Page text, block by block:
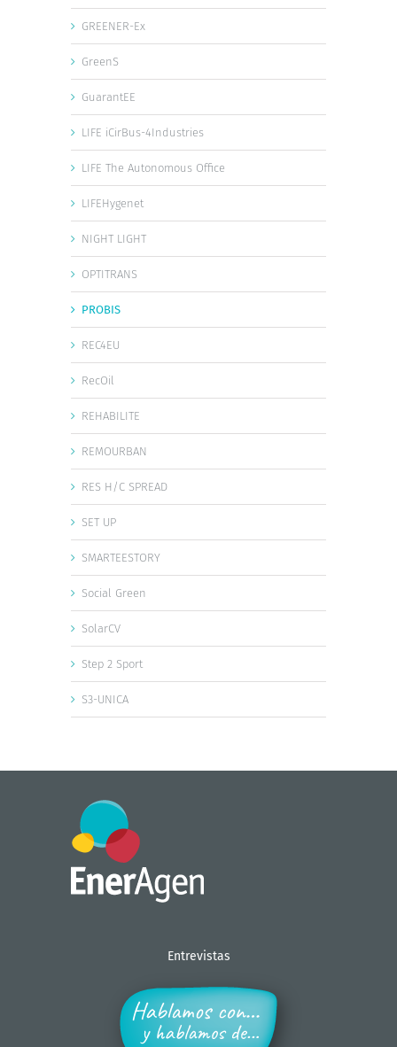
GREENER-Ex
GreenS
GuarantEE
LIFE iCirBus-4Industries
LIFE The Autonomous Office
LIFEHygenet
NIGHT LIGHT
OPTITRANS
PROBIS
REC4EU
RecOil
REHABILITE
REMOURBAN
RES H/C SPREAD
SET UP
SMARTEESTORY
Social Green
SolarCV
Step 2 Sport
S3-UNICA
Entrevistas